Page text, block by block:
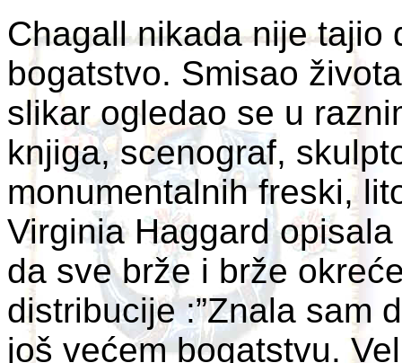
Chagall nikada nije tajio
bogatstvo. Smisao
slikar ogledao se u
knjiga, scenograf,
monumentalnih freski,
Virginia Haggard
da sve brže i brže
distribucije :”Znala sam
još većem bogatstvu.